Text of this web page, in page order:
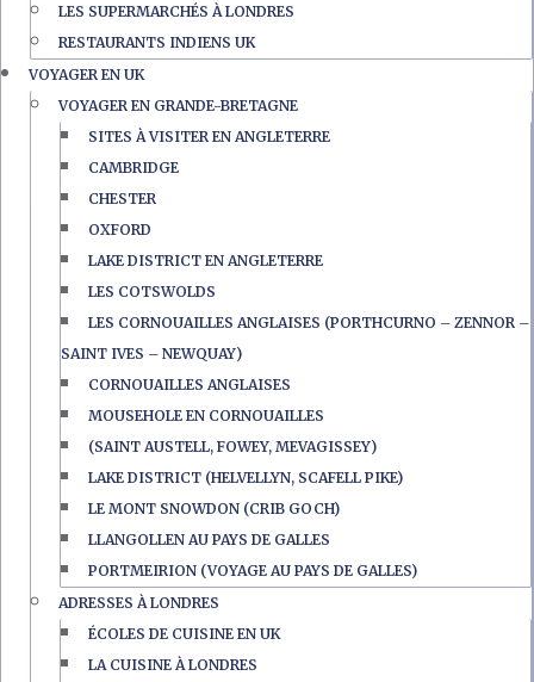
LES SUPERMARCHÉS À LONDRES
RESTAURANTS INDIENS UK
VOYAGER EN UK
VOYAGER EN GRANDE-BRETAGNE
SITES À VISITER EN ANGLETERRE
CAMBRIDGE
CHESTER
OXFORD
LAKE DISTRICT EN ANGLETERRE
LES COTSWOLDS
LES CORNOUAILLES ANGLAISES (PORTHCURNO – ZENNOR –
SAINT IVES – NEWQUAY)
CORNOUAILLES ANGLAISES
MOUSEHOLE EN CORNOUAILLES
(SAINT AUSTELL, FOWEY, MEVAGISSEY)
LAKE DISTRICT (HELVELLYN, SCAFELL PIKE)
LE MONT SNOWDON (CRIB GOCH)
LLANGOLLEN AU PAYS DE GALLES
PORTMEIRION (VOYAGE AU PAYS DE GALLES)
ADRESSES À LONDRES
ÉCOLES DE CUISINE EN UK
LA CUISINE À LONDRES